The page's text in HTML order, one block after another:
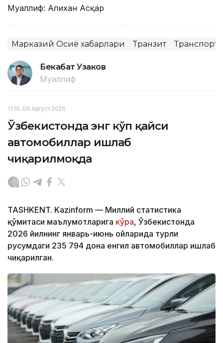
Муаллиф: Алихан Асқар
Марказий Осиё хабарлари Транзит Транспорт
Бекабат Узаков
Муаллиф
11:10, 06 Август 2026
Ўзбекистонда энг кўп қайси
автомобиллар ишлаб
чиқарилмоқда
TASHKENT. Kazinform — Миллий статистика
қўмитаси маълумотларига кўра, Ўзбекистонда
2026 йилнинг январь-июнь ойларида турли
русумдаги 235 794 дона енгил автомобиллар ишлаб
чиқарилган.